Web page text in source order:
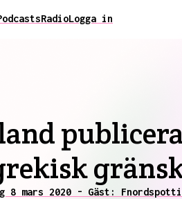
RadioLogga in
8 mars 2020 - Gäst: